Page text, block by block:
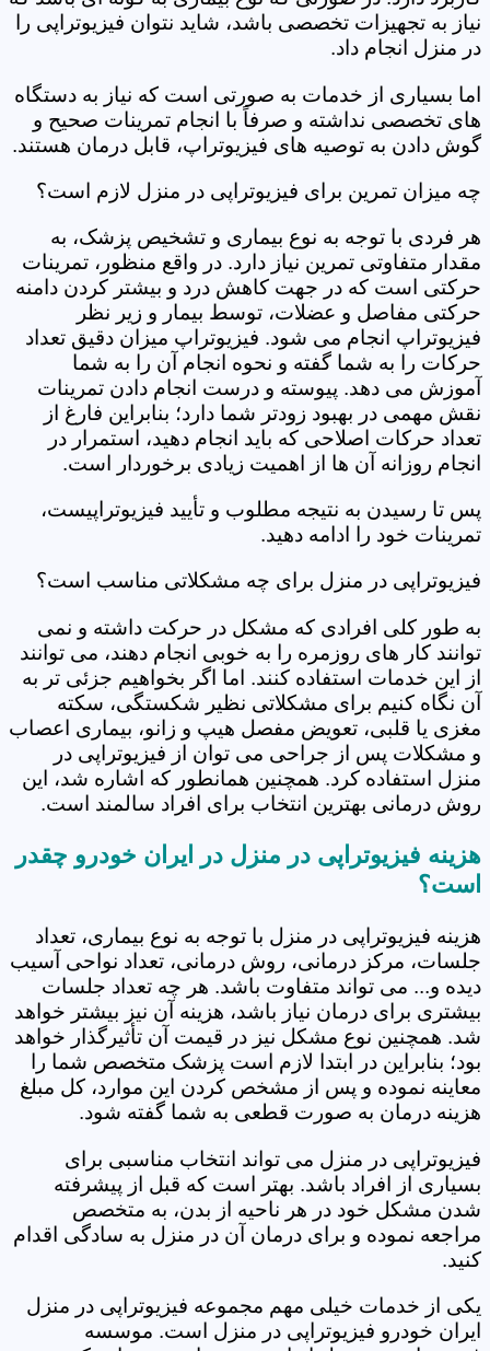
نیاز به تجهیزات تخصصی باشد، شاید نتوان فیزیوتراپی را
در منزل انجام داد.
اما بسیاری از خدمات به صورتی است که نیاز به دستگاه
های تخصصی نداشته و صرفاً با انجام تمرینات صحیح و
گوش دادن به توصیه های فیزیوتراپ، قابل درمان هستند.
چه میزان تمرین برای فیزیوتراپی در منزل لازم است؟
هر فردی با توجه به نوع بیماری و تشخیص پزشک، به
مقدار متفاوتی تمرین نیاز دارد. در واقع منظور، تمرینات
حرکتی است که در جهت کاهش درد و بیشتر کردن دامنه
حرکتی مفاصل و عضلات، توسط بیمار و زیر نظر
فیزیوتراپ انجام می شود. فیزیوتراپ میزان دقیق تعداد
حرکات را به شما گفته و نحوه انجام آن را به شما
آموزش می دهد. پیوسته و درست انجام دادن تمرینات
نقش مهمی در بهبود زودتر شما دارد؛ بنابراین فارغ از
تعداد حرکات اصلاحی که باید انجام دهید، استمرار در
انجام روزانه آن ها از اهمیت زیادی برخوردار است.
پس تا رسیدن به نتیجه مطلوب و تأیید فیزیوتراپیست،
تمرینات خود را ادامه دهید.
فیزیوتراپی در منزل برای چه مشکلاتی مناسب است؟
به طور کلی افرادی که مشکل در حرکت داشته و نمی
توانند کار های روزمره را به خوبی انجام دهند، می توانند
از این خدمات استفاده کنند. اما اگر بخواهیم جزئی تر به
آن نگاه کنیم برای مشکلاتی نظیر شکستگی، سکته
مغزی یا قلبی، تعویض مفصل هیپ و زانو، بیماری اعصاب
و مشکلات پس از جراحی می توان از فیزیوتراپی در
منزل استفاده کرد. همچنین همانطور که اشاره شد، این
روش درمانی بهترین انتخاب برای افراد سالمند است.
هزینه فیزیوتراپی در منزل در ایران خودرو چقدر
است؟
هزینه فیزیوتراپی در منزل با توجه به نوع بیماری، تعداد
جلسات، مرکز درمانی، روش درمانی، تعداد نواحی آسیب
دیده و... می تواند متفاوت باشد. هر چه تعداد جلسات
بیشتری برای درمان نیاز باشد، هزینه آن نیز بیشتر خواهد
شد. همچنین نوع مشکل نیز در قیمت آن تأثیرگذار خواهد
بود؛ بنابراین در ابتدا لازم است پزشک متخصص شما را
معاینه نموده و پس از مشخص کردن این موارد، کل مبلغ
هزینه درمان به صورت قطعی به شما گفته شود.
فیزیوتراپی در منزل می تواند انتخاب مناسبی برای
بسیاری از افراد باشد. بهتر است که قبل از پیشرفته
شدن مشکل خود در هر ناحیه از بدن، به متخصص
مراجعه نموده و برای درمان آن در منزل به سادگی اقدام
کنید.
یکی از خدمات خیلی مهم مجموعه فیزیوتراپی در منزل
ایران خودرو فیزیوتراپی در منزل است. موسسه